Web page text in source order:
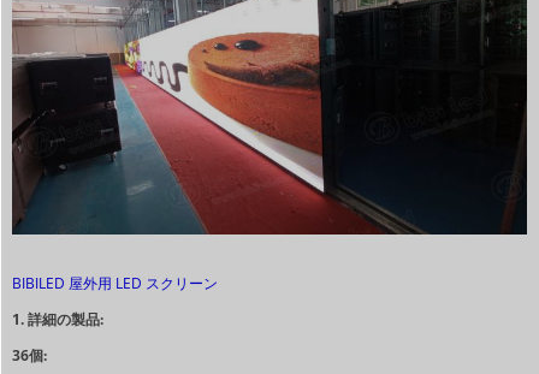
BIBILED 屋外用 LED スクリーン
1. 詳細の製品:
36個: